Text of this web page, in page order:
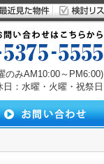
のみAM10:00～PM6:00)
日：水曜・火曜・祝祭日